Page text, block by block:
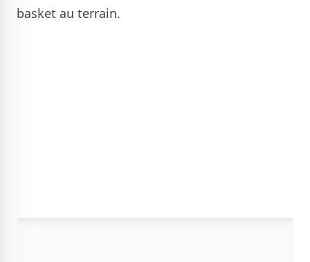
basket au terrain.